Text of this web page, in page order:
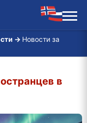
→ Новости за
в